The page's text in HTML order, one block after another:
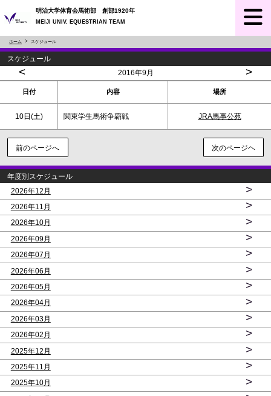
明治大学体育会馬術部 創部1920年
MEIJI UNIV. EQUESTRIAN TEAM
ホーム スケジュール
スケジュール
< 2016年9月 >
日付 内容 場所
10日(土) 関東学生馬術争覇戦 JRA馬事公苑
前のページへ 次のページヘ
年度別スケジュール
2026年12月
>
2026年11月 >
2026年10月 >
2026年09月 >
2026年07月 >
2026年06月 >
2026年05月 >
2026年04月 >
2026年03月 >
2026年02月 >
2025年12月 >
2025年11月 >
2025年10月 >